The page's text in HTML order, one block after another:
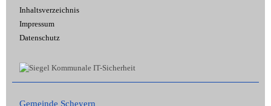
Inhaltsverzeichnis
Impressum
Datenschutz
Gemeinde Scheyern